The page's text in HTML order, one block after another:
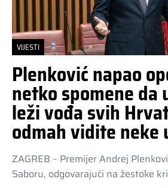
VIJESTI
Plenković napao
netko spomene da
leži vođa svih
odmah vidite neke
ZAGREB – Premijer Andrej
Saboru, odgovarajući na žestoke